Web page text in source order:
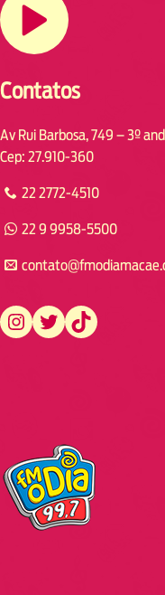
Contatos
Av Rui Barbosa, 749 – 3º
Cep: 27.910-360
22 2772-4510
22 9 9958-5500
https://www.instagram.com/fmodia.macae/ https://twitter.com/fmodia.macae/ https://www.tiktok.com/@fmodia.macae